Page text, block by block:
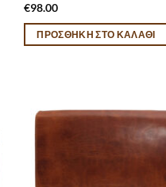
€98.00
ΠΡΟΣΘΉΚΗ ΣΤΟ ΚΑΛΆΘΙ